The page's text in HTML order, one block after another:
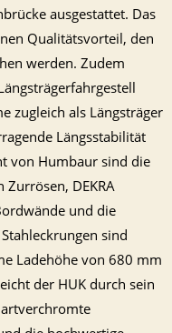
ausgestattet. Das
Qualitätsvorteil, den
werden. Zudem
zugleich als Längsträger
Längsstabilität
von Humbaur sind die
DEKRA
und die
sind
Ladehöhe von 680 mm
der HUK durch sein